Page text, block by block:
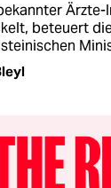
beteuert